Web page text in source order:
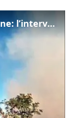
Incendio tra Duino e Monfalcone: l’intervento dei vigili del fuoco